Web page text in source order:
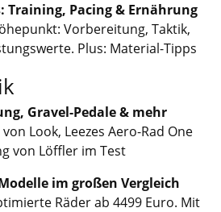
Training, Pacing & Ernährung
Vorbereitung, Taktik,
Plus: Material-Tipps
Gravel-Pedale & mehr
Look, Leezes Aero-Rad One
von Löffler im Test
im großen Vergleich
Räder ab 4499 Euro. Mit